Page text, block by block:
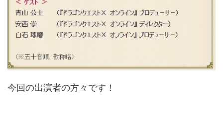
今回の出演者の方々です！